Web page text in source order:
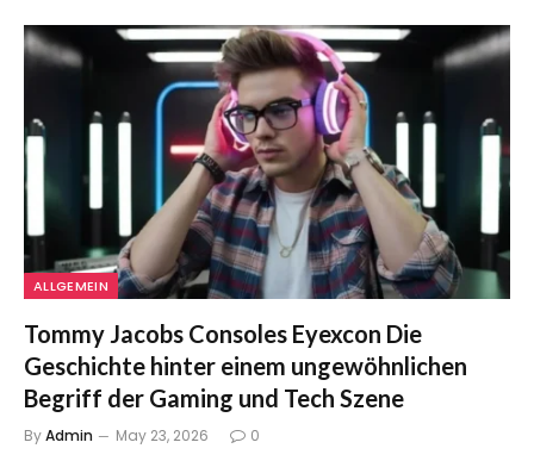
ALLGEMEIN
Tommy Jacobs Consoles Eyexcon Die
Geschichte hinter einem ungewöhnlichen
Begriff der Gaming und Tech Szene
ByAdmin May 23, 2026 0